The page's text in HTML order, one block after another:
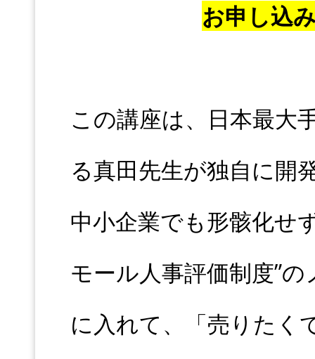
お申し込
この講座は、日本最大
る真田先生が独自に開
中小企業でも形骸化せ
モール人事評価制度”
に入れて、「売りたく